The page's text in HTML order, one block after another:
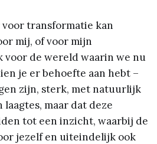
transformatie kan
mij, of voor mijn
voor de wereld waarin we nu
je er behoefte aan hebt –
zijn, sterk, met natuurlijk
maar dat deze
tot een inzicht, waarbij de
jezelf en uiteindelijk ook